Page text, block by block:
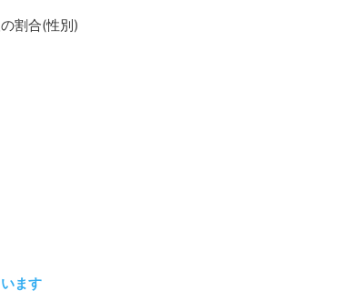
割合(性別)
ます